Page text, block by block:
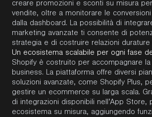
creare promozioni e sconti su misura
vendite, oltre a monitorare le
dalla dashboard. La possibilità di
marketing avanzate ti consente di
strategia e di costruire relazioni durature
Un ecosistema scalabile per ogni fase
Shopify è costruito per accompagnare
business. La piattaforma offre diversi
soluzioni avanzate, come Shopify Plus,
gestire un ecommerce su larga scala.
di integrazioni disponibili nell’App Store,
ecosistema su misura, aggiungendo